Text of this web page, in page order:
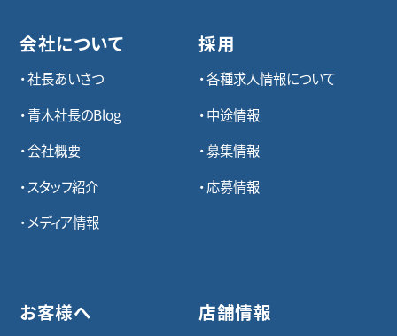
会社について
社長あいさつ
青木社長のBlog
会社概要
スタッフ紹介
メディア情報
お客様へ
採用
各種求⼈情報について
中途情報
募集情報
応募情報
店舗情報